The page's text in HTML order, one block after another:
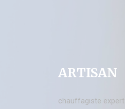
ARTISAN
chauffagiste expert